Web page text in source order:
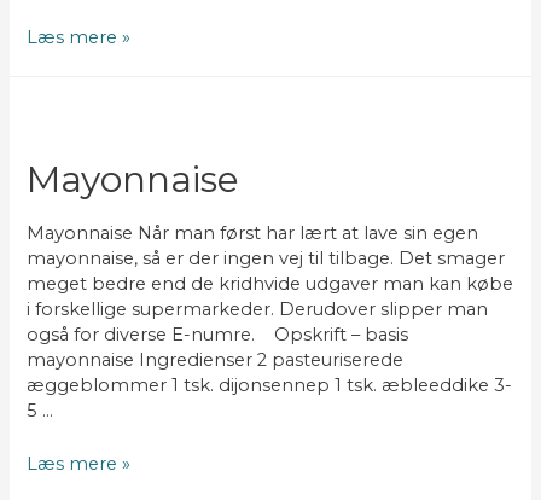
Aioli
Læs mere »
Mayonnaise
Mayonnaise Når man først har lært at lave sin egen
mayonnaise, så er der ingen vej til tilbage. Det smager
meget bedre end de kridhvide udgaver man kan købe
i forskellige supermarkeder. Derudover slipper man
også for diverse E-numre. Opskrift – basis
mayonnaise Ingredienser 2 pasteuriserede
æggeblommer 1 tsk. dijonsennep 1 tsk. æbleeddike 3-
5 …
Mayonnaise
Læs mere »